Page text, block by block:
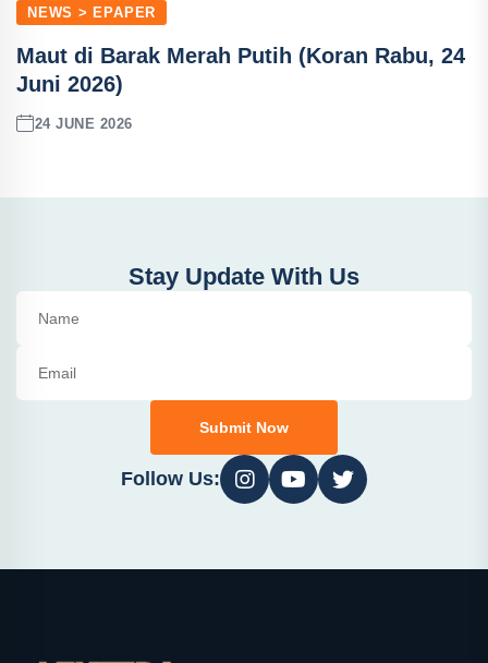
NEWS > EPAPER
Maut di Barak Merah Putih (Koran Rabu, 24
Juni 2026)
24 JUNE 2026
Stay Update With Us
Submit Now
Follow Us: